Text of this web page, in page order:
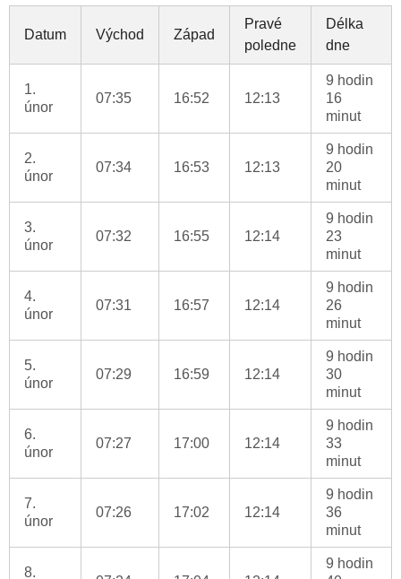
Datum Východ Západ
Pravé
poledne
Délka
dne
1.
únor
07:35 16:52 12:13
9 hodin
16
minut
2.
únor
07:34 16:53 12:13
9 hodin
20
minut
3.
únor
07:32 16:55 12:14
9 hodin
23
minut
4.
únor
07:31 16:57 12:14
9 hodin
26
minut
5.
únor
07:29 16:59 12:14
9 hodin
30
minut
6.
únor
07:27 17:00 12:14
9 hodin
33
minut
7.
únor
07:26 17:02 12:14
9 hodin
36
minut
8.
9 hodin